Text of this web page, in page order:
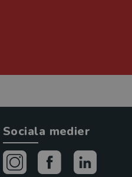
Sociala medier